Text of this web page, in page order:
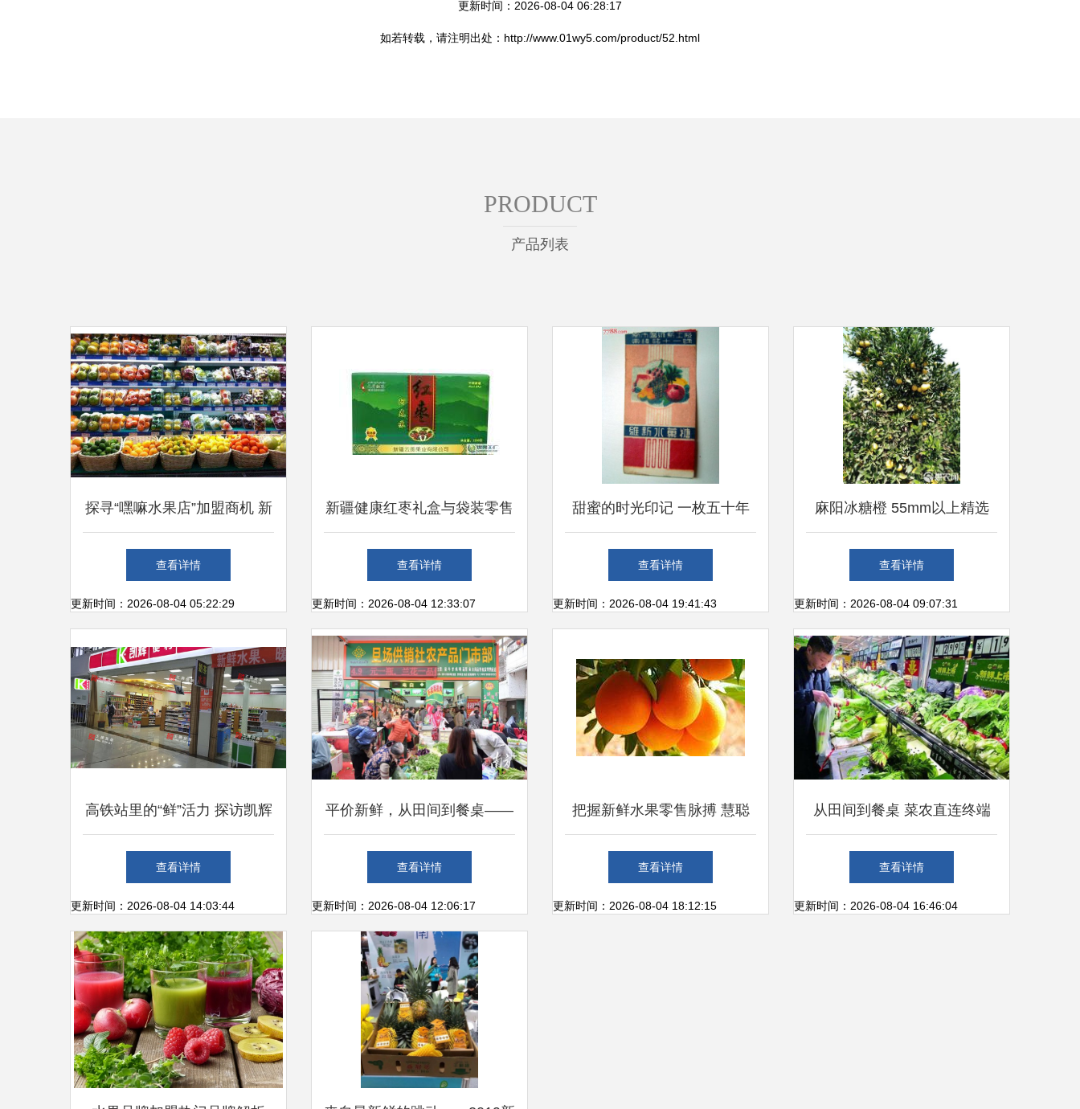
更新时间：2026-08-04 06:28:17
如若转载，请注明出处：http://www.01wy5.com/product/52.html
PRODUCT
产品列表
探寻“嘿嘛水果店”加盟商机 新
鲜水果零售的创业之路
查看详情
更新时间：2026-08-04 05:22:29
新疆健康红枣礼盒与袋装零售
开启生鲜水果市场的优质选择
查看详情
更新时间：2026-08-04 12:33:07
甜蜜的时光印记 一枚五十年
代《维新水果糖》糖纸的收藏
故事
查看详情
更新时间：2026-08-04 19:41:43
麻阳冰糖橙 55mm以上精选
果，新鲜零售的甜蜜诱惑
查看详情
更新时间：2026-08-04 09:07:31
高铁站里的“鲜”活力 探访凯辉
便利店的新鲜水果零售
查看详情
更新时间：2026-08-04 14:03:44
平价新鲜，从田间到餐桌——
茂名电白供销系统打造不隔夜
生鲜超市
查看详情
更新时间：2026-08-04 12:06:17
把握新鲜水果零售脉搏 慧聪
网助力优质水果农产批发采购
查看详情
更新时间：2026-08-04 18:12:15
从田间到餐桌 菜农直连终端
销售新路径
查看详情
更新时间：2026-08-04 16:46:04